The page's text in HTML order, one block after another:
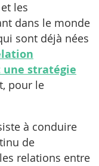
les
dans le monde
sont déjà nées
une stratégie
pour le
à conduire
de
relations entre